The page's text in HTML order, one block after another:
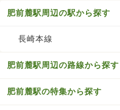
肥前麓駅周辺の駅から探す
長崎本線
肥前麓駅周辺の路線から探す
肥前麓駅の特集から探す